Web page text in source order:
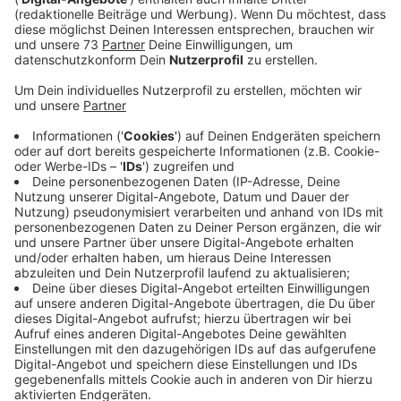
Anzeige
Jogi Löw ist der schönste Bundestrainer aller Zeiten
und aller Zeiten, die da noch kommen werden und noch
dreimal hin und zurück. Quasi im Alleingang hat er aus
einem rüden Haufen die "Fashion's-Eleven" geformt.
Selbstverständlich immer dabei: Sein Handy, mit dem
er in lieb gewonnener Manier per Sprachnachricht von
seinen Erlebnissen berichtet.
Eben Jogis Sprachnachricht, die Fußball-Comedy.
Anzeige